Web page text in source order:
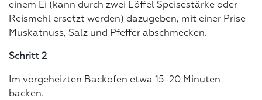
einem Ei (kann durch zwei Löffel Speisestärke oder
Reismehl ersetzt werden) dazugeben, mit einer Prise
Muskatnuss, Salz und Pfeffer abschmecken.
Schritt 2
Im vorgeheizten Backofen etwa 15-20 Minuten
backen.